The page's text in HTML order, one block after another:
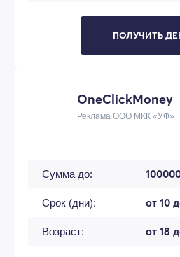
ПОЛУЧИТЬ
OneClickMoney
Реклама ООО МКК «УФ»
Сумма до:
Срок (дни): от 10
Возраст: от 18